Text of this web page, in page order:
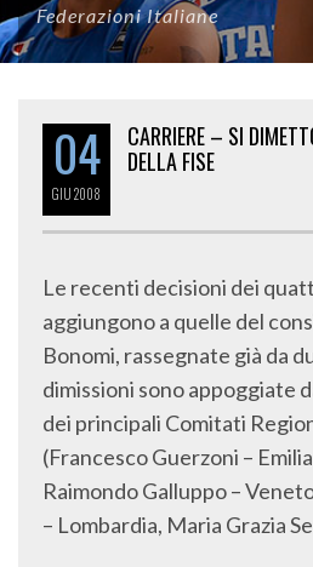
Federazioni Italiane
04
GIU2008
CARRIERE – SI
DELLA FISE
Le recenti decisioni dei
aggiungono a quelle del
Bonomi, rassegnate già da
dimissioni sono appoggiate
dei principali Comitati
(Francesco Guerzoni –
Raimondo Galluppo –
– Lombardia, Maria Grazia